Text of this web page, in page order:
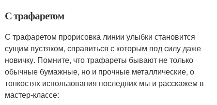
С трафаретом
С трафаретом прорисовка линии улыбки становится
сущим пустяком, справиться с которым под силу даже
новичку. Помните, что трафареты бывают не только
обычные бумажные, но и прочные металлические, о
тонкостях использования последних мы и расскажем в
мастер-классе: